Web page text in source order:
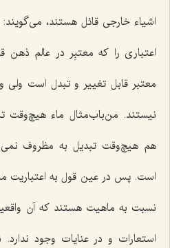
اشیاء خارجی قائل هستند،
اعتباری را که معتبِر در عالم ذهن
معتبر قابل تغییر و تبدل است ولی
نیستند. من‌باب‌‌مثال ماء
هم هیچ‌وقت تبدیل به مظروف
است. پس در عین قول به اعتباریت
نسبت به ماهیت هستند که آن
استعارات و در عنایات وجود